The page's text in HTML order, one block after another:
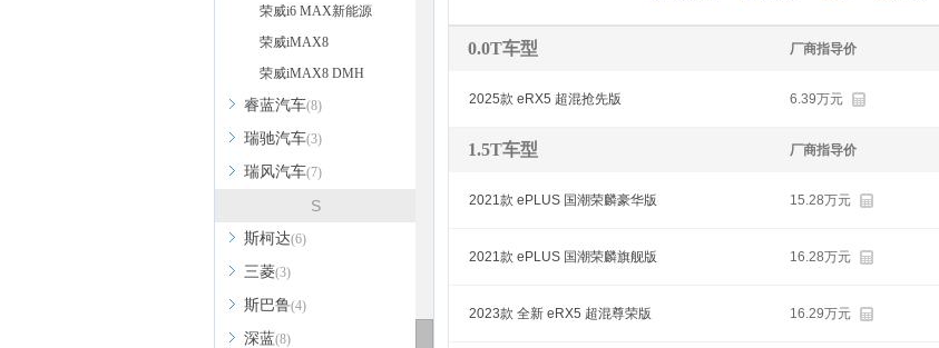
荣威i6 MAX新能源
荣威iMAX8
荣威iMAX8 DMH
睿蓝汽车(8)
瑞驰汽车(3)
瑞风汽车(7)
S
斯柯达(6)
三菱(3)
斯巴鲁(4)
深蓝(8)
0.0T车型 厂商指导价
2025款 eRX5 超混抢先版 6.39万元
1.5T车型 厂商指导价
2021款 ePLUS 国潮荣麟豪华版 15.28万元
2021款 ePLUS 国潮荣麟旗舰版 16.28万元
2023款 全新 eRX5 超混尊荣版 16.29万元